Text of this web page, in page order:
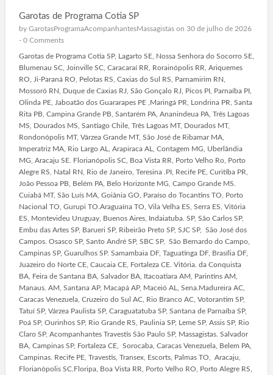
Garotas de Programa Cotia SP
by GarotasProgramaAcompanhantesMassagistason 30 de julho de 2026
- 0 Comments
Garotas de Programa Cotia SP, Lagarto SE, Nossa Senhora do Socorro SE,
Blumenau SC, Joinville SC, Caracaraí RR, Rorainópolis RR, Ariquemes
RO, Ji-Paraná RO, Pelotas RS, Caxias do Sul RS, Parnamirim RN,
Mossoró RN, Duque de Caxias RJ, São Gonçalo RJ, Picos PI, Parnaíba PI,
Olinda PE, Jaboatão dos Guararapes PE ,Maringá PR, Londrina PR, Santa
Rita PB, Campina Grande PB, Santarém PA, Ananindeua PA, Três Lagoas
MS, Dourados MS, Santiago Chile, Três Lagoas MT, Dourados MT,
Rondonópolis MT, Várzea Grande MT, São José de Ribamar MA,
Imperatriz MA, Rio Largo AL, Arapiraca AL, Contagem MG, Uberlândia
MG, Aracaju SE. Florianópolis SC, Boa Vista RR, Porto Velho Ro, Porto
Alegre RS, Natal RN, Rio de Janeiro, Teresina .PI, Recife PE, Curitiba PR,
João Pessoa PB, Belém PA, Belo Horizonte MG, Campo Grande MS.
Cuiabá MT, São Luís MA, Goiânia GO, Paraíso do Tocantins TO, Porto
Nacional TO, Gurupi TO.Araguaína TO, Vila Velha ES, Serra ES, Vitória
ES, Montevideu Uruguay, Buenos Aires, Indaiatuba. SP, São Carlos SP,
Embu das Artes SP, Barueri SP, Ribeirão Preto SP, SJC SP, São José dos
Campos. Osasco SP, Santo André SP, SBC SP, São Bernardo do Campo,
Campinas SP, Guarulhos SP. Samambaia DF, Taguatinga DF, Brasília DF,
Juazeiro do Norte CE, Caucaia CE, Fortaleza CE. Vitória. da Conquista
BA, Feira de Santana BA, Salvador BA, Itacoatiara AM, Parintins AM,
Manaus. AM, Santana AP, Macapá AP, Maceió AL, Sena.Madureira AC,
Caracas Venezuela, Cruzeiro do Sul AC, Rio Branco AC, Votorantim SP,
Tatuí SP, Várzea Paulista SP, Caraguatatuba SP, Santana de Parnaíba SP,
Poá SP, Ourinhos SP, Rio Grande RS, Paulinia SP, Leme SP, Assis SP, Rio
Claro SP, Acompanhantes Travestis São Paulo SP, Massagistas. Salvador
BA, Campinas SP, Fortaleza CE, Sorocaba, Caracas Venezuela, Belem PA,
Campinas. Recife PE, Travestis, Transex, Escorts, Palmas TO, Aracaju,
Florianópolis SC.Floripa, Boa Vista RR, Porto Velho RO, Porto Alegre RS,